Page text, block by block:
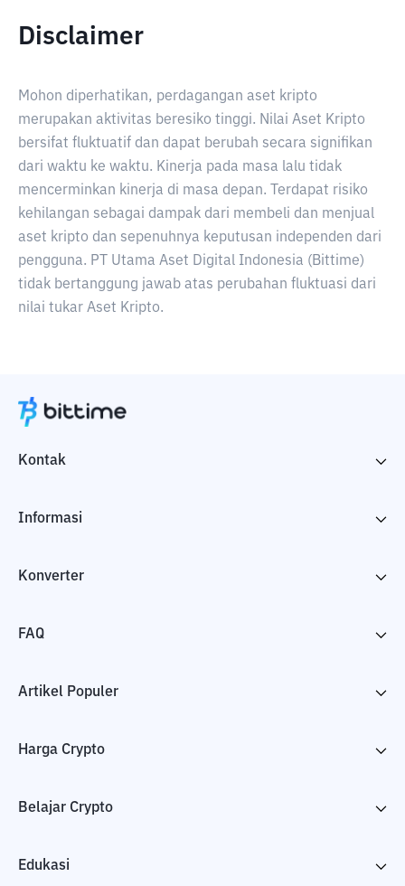
Disclaimer
Mohon diperhatikan, perdagangan aset kripto
merupakan aktivitas beresiko tinggi. Nilai Aset Kripto
bersifat fluktuatif dan dapat berubah secara signifikan
dari waktu ke waktu. Kinerja pada masa lalu tidak
mencerminkan kinerja di masa depan. Terdapat risiko
kehilangan sebagai dampak dari membeli dan menjual
aset kripto dan sepenuhnya keputusan independen dari
pengguna. PT Utama Aset Digital Indonesia (Bittime)
tidak bertanggung jawab atas perubahan fluktuasi dari
nilai tukar Aset Kripto.
Kontak
Informasi
Konverter
FAQ
Artikel Populer
Harga Crypto
Belajar Crypto
Edukasi